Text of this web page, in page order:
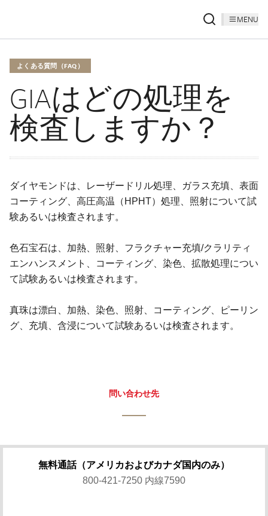
MENU
よくある質問（FAQ）
GIAはどの処理を
検査しますか？
ダイヤモンドは、レーザードリル処理、ガラス充填、表面
コーティング、高圧高温（HPHT）処理、照射について試
験あるいは検査されます。
色石宝石は、加熱、照射、フラクチャー充填/クラリティ
エンハンスメント、コーティング、染色、拡散処理につい
て試験あるいは検査されます。
真珠は漂白、加熱、染色、照射、コーティング、ピーリン
グ、充填、含浸について試験あるいは検査されます。
問い合わせ先
無料通話（アメリカおよびカナダ国内のみ）
800-421-7250 内線7590